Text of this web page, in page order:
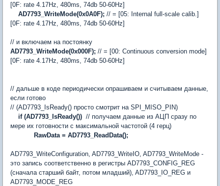
[0F: rate 4.17Hz, 480ms, 74db 50-60Hz]
AD7793_WriteMode(0x0A0F); // = [05: Internal full-scale calib.]
[0F: rate 4.17Hz, 480ms, 74db 50-60Hz]
// и включаем на постоянку
AD7793_WriteMode(0x000F); // = [00: Continuous conversion mode]
[0F: rate 4.17Hz, 480ms, 74db 50-60Hz]
// дальше в коде периодически опрашиваем и считываем данные,
если готово
// (AD7793_IsReady() просто смотрит на SPI_MISO_PIN)
if (AD7793_IsReady()) // получаем данные из АЦП сразу по
мере их готовности с максимальной частотой (4 герц)
RawData = AD7793_ReadData();
AD7793_WriteConfiguration, AD7793_WriteIO, AD7793_WriteMode -
это запись соответственно в регистры AD7793_CONFIG_REG
(сначала старший байт, потом младший), AD7793_IO_REG и
AD7793_MODE_REG